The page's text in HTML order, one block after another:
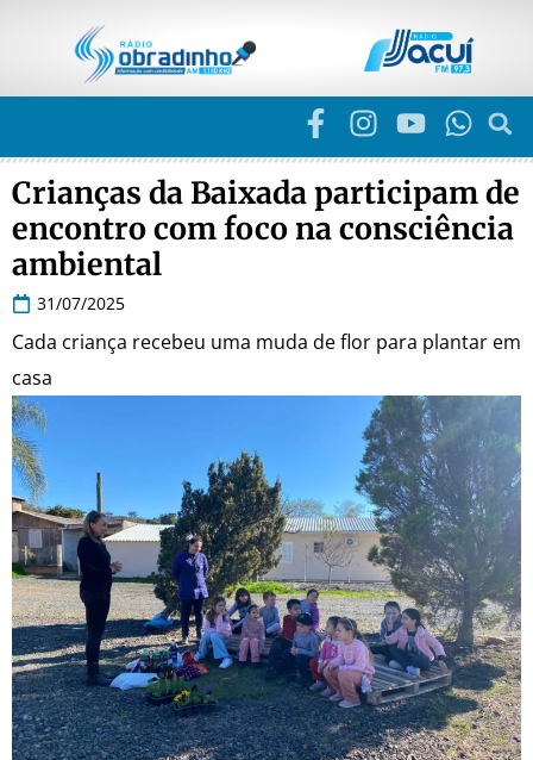
Crianças da Baixada participam de
encontro com foco na consciência
ambiental
31/07/2025
Cada criança recebeu uma muda de flor para plantar em
casa